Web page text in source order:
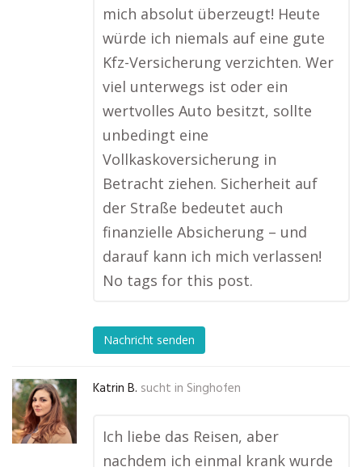
mich absolut überzeugt! Heute
würde ich niemals auf eine gute
Kfz-Versicherung verzichten. Wer
viel unterwegs ist oder ein
wertvolles Auto besitzt, sollte
unbedingt eine
Vollkaskoversicherung in
Betracht ziehen. Sicherheit auf
der Straße bedeutet auch
finanzielle Absicherung – und
darauf kann ich mich verlassen!
No tags for this post.
Nachricht senden
Katrin B. sucht in Singhofen
Ich liebe das Reisen, aber
nachdem ich einmal krank wurde